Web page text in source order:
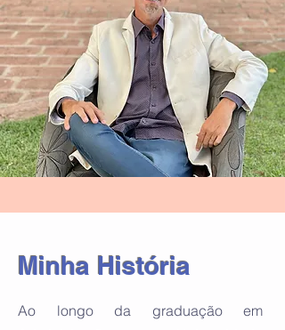
Minha História
Ao longo da graduação em